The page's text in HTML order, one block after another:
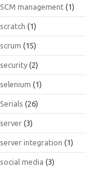
SCM management (1)
scratch (1)
scrum (15)
security (2)
selenium (1)
Serials (26)
server (3)
server integration (1)
social media (3)